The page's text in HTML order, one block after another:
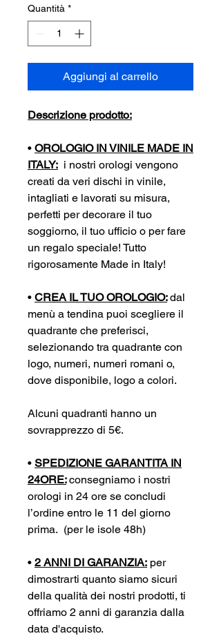
Quantità *
Aggiungi al carrello
Descrizione prodotto:
• OROLOGIO IN VINILE MADE IN
ITALY: i nostri orologi vengono
creati da veri dischi in vinile,
intagliati e lavorati su misura,
perfetti per decorare il tuo
soggiorno, il tuo ufficio o per fare
un regalo speciale! Tutto
rigorosamente Made in Italy!
• CREA IL TUO OROLOGIO: dal
menù a tendina puoi scegliere il
quadrante che preferisci,
selezionando tra quadrante con
logo, numeri, numeri romani o,
dove disponibile, logo a colori.
Alcuni quadranti hanno un
sovrapprezzo di 5€.
• SPEDIZIONE GARANTITA IN
24ORE: consegniamo i nostri
orologi in 24 ore se concludi
l’ordine entro le 11 del giorno
prima. (per le isole 48h)
• 2 ANNI DI GARANZIA: per
dimostrarti quanto siamo sicuri
della qualità dei nostri prodotti, ti
offriamo 2 anni di garanzia dalla
data d'acquisto.